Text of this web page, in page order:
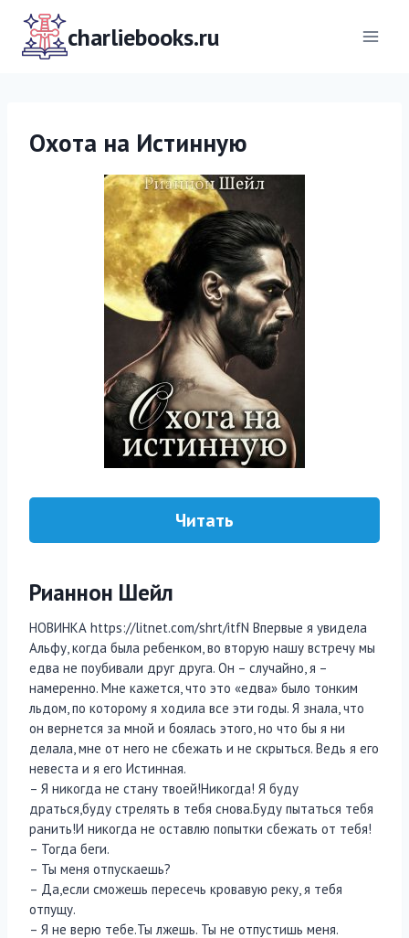
Перейти
содержимомуcharliebooks.ru
Охота на Истинную
Читать
Рианнон Шейл
НОВИНКА https://litnet.com/shrt/itfN Впервые я увидела
Альфу, когда была ребенком, во вторую нашу встречу мы
едва не поубивали друг друга. Он – случайно, я –
намеренно. Мне кажется, что это «едва» было тонким
льдом, по которому я ходила все эти годы. Я знала, что
он вернется за мной и боялась этого, но что бы я ни
делала, мне от него не сбежать и не скрыться. Ведь я его
невеста и я его Истинная.
– Я никогда не стану твоей!Никогда! Я буду
драться,буду стрелять в тебя снова.Буду пытаться тебя
ранить!И никогда не оставлю попытки сбежать от тебя!
– Тогда беги.
– Ты меня отпускаешь?
– Да,если сможешь пересечь кровавую реку, я тебя
отпущу.
– Я не верю тебе.Ты лжешь. Ты не отпустишь меня.